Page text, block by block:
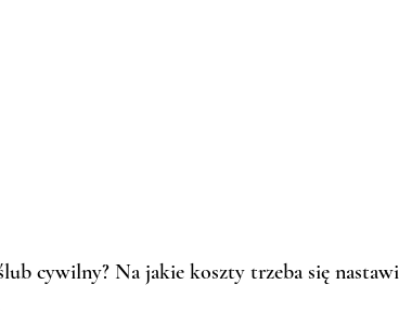
cywilny? Na jakie koszty trzeba się